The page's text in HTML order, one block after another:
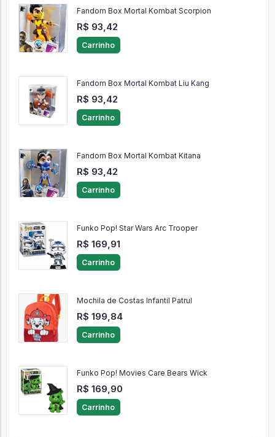
Fandom Box Mortal Kombat Scorpion
R$ 93,42
Carrinho
Fandom Box Mortal Kombat Liu Kang
R$ 93,42
Carrinho
Fandom Box Mortal Kombat Kitana
R$ 93,42
Carrinho
Funko Pop! Star Wars Arc Trooper
R$ 169,91
Carrinho
Mochila de Costas Infantil Patrul
R$ 199,84
Carrinho
Funko Pop! Movies Care Bears Wick
R$ 169,90
Carrinho